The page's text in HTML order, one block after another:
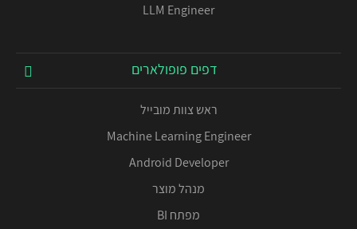
LLM Engineer
דפים פופולארים
ראש צוות מובייל
Machine Learning Engineer
Android Developer
מנהל מוצר
מפתח BI